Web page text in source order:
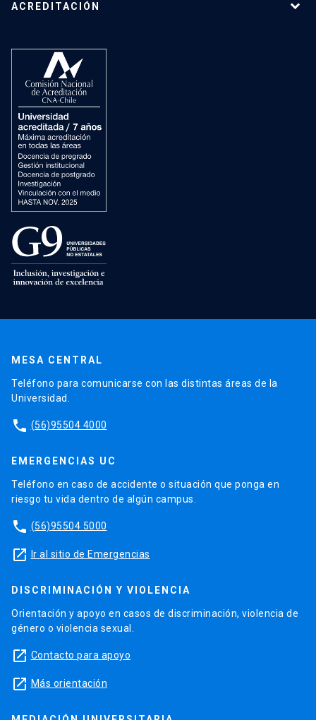
ACREDITACIÓN
MESA CENTRAL
Teléfono para comunicarse con las distintas áreas de la
Universidad.
phone (56)95504 4000
EMERGENCIAS UC
Teléfono en caso de accidente o situación que ponga en
riesgo tu vida dentro de algún campus.
phone (56)95504 5000
launch Ir al sitio de Emergencias
DISCRIMINACIÓN Y VIOLENCIA
Orientación y apoyo en casos de discriminación, violencia de
género o violencia sexual.
launch Contacto para apoyo
launch Más orientación